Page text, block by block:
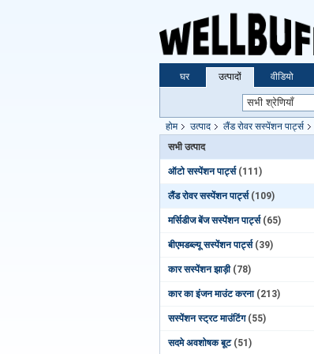
घर उत्पादों वीडियो
होम उत्पाद लैंड रोवर सस्पेंशन पार्ट्स
सभी उत्पाद
ऑटो सस्पेंशन पार्ट्स (111)
लैंड रोवर सस्पेंशन पार्ट्स (109)
मर्सिडीज बेंज सस्पेंशन पार्ट्स (65)
बीएमडब्ल्यू सस्पेंशन पार्ट्स (39)
कार सस्पेंशन झाड़ी (78)
कार का इंजन माउंट करना (213)
सस्पेंशन स्ट्रट माउंटिंग (55)
सदमे अवशोषक बूट (51)